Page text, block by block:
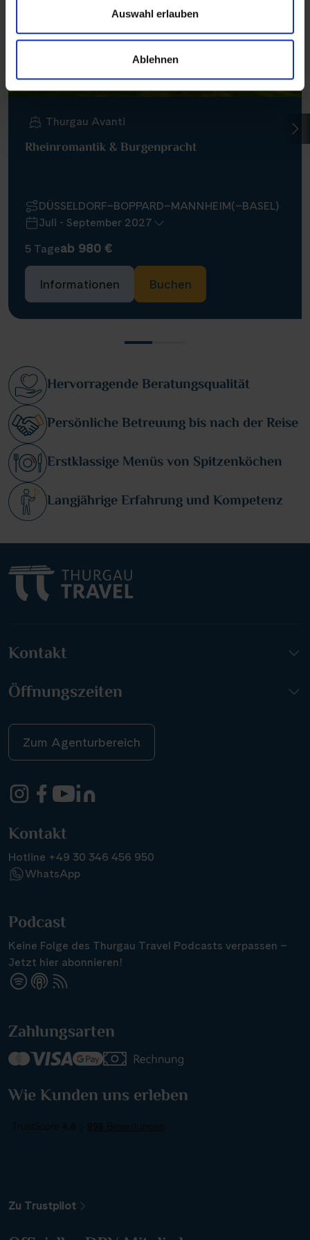
Auswahl erlauben
Ablehnen
Thurgau Avanti
Rheinromantik & Burgenpracht
DÜSSELDORF–BOPPARD–MANNHEIM(–BASEL)
Juli - September 2027
5 Tageab 980 €
Informationen Buchen
Hervorragende Beratungsqualität
Persönliche Betreuung bis nach der Reise
Erstklassige Menüs von Spitzenköchen
Langjährige Erfahrung und Kompetenz
Kontakt
Öffnungszeiten
Zum Agenturbereich
Kontakt
Hotline +49 30 346 456 950
WhatsApp
Podcast
Keine Folge des Thurgau Travel Podcasts verpassen –
Jetzt hier abonnieren!
Zahlungsarten
Wie Kunden uns erleben
Zu Trustpilot